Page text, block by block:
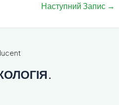
Наступний Запис →